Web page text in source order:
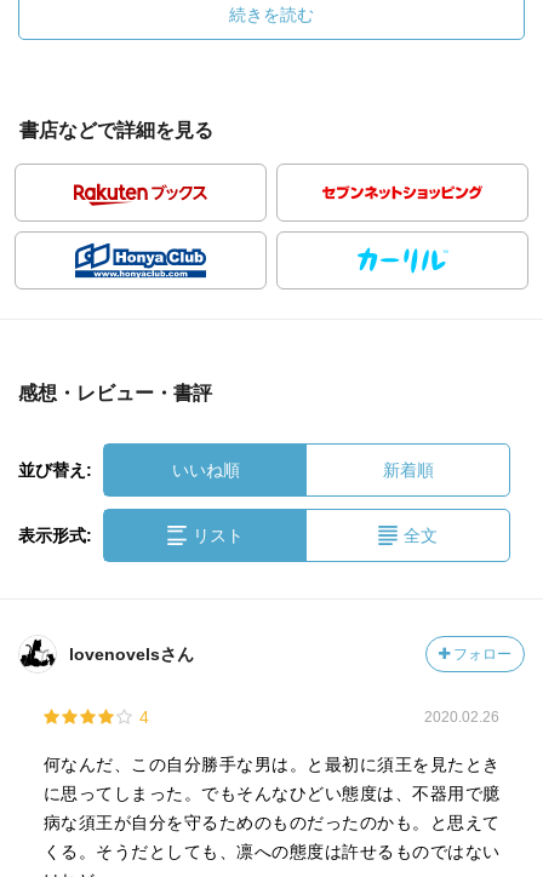
続きを読む
書店などで詳細を見る
感想・レビュー・書評
並び替え: いいね順 新着順
表示形式: リスト 全文
lovenovelsさん フォロー
4 2020.02.26
何なんだ、この自分勝手な男は。と最初に須王を見たとき
に思ってしまった。でもそんなひどい態度は、不器用で臆
病な須王が自分を守るためのものだったのかも。と思えて
くる。そうだとしても、凛への態度は許せるものではない